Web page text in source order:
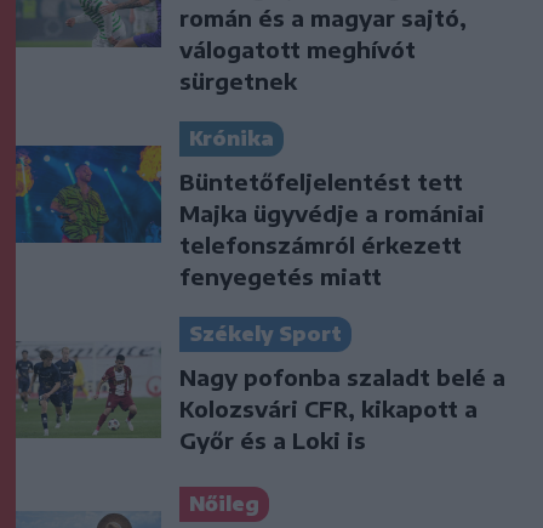
román és a magyar sajtó,
válogatott meghívót
sürgetnek
Krónika
Büntetőfeljelentést tett
Majka ügyvédje a romániai
telefonszámról érkezett
fenyegetés miatt
Székely Sport
Nagy pofonba szaladt belé a
Kolozsvári CFR, kikapott a
Győr és a Loki is
Nőileg